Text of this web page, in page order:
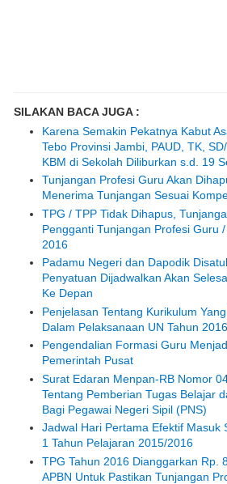
SILAKAN BACA JUGA :
Karena Semakin Pekatnya Kabut
Tebo Provinsi Jambi, PAUD, TK,
KBM di Sekolah Diliburkan s.d. 19
Tunjangan Profesi Guru Akan
Menerima Tunjangan Sesuai
TPG / TPP Tidak Dihapus,
Pengganti Tunjangan Profesi Guru
2016
Padamu Negeri dan Dapodik
Penyatuan Dijadwalkan Akan
Ke Depan
Penjelasan Tentang Kurikulum
Dalam Pelaksanaan UN Tahun 2016
Pengendalian Formasi Guru
Pemerintah Pusat
Surat Edaran Menpan-RB Nomor
Tentang Pemberian Tugas Belajar
Bagi Pegawai Negeri Sipil (PNS)
Jadwal Hari Pertama Efektif Masuk
1 Tahun Pelajaran 2015/2016
TPG Tahun 2016 Dianggarkan Rp.
APBN Untuk Pastikan Tunjangan